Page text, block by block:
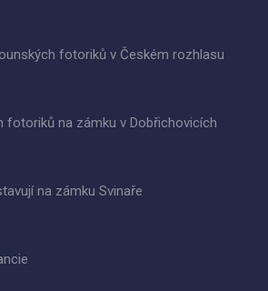
fotoriků v Českém rozhlasu
fotoriků na zámku v Dobřichovicích
na zámku Svinaře